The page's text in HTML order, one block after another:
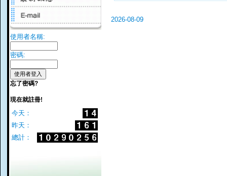
使用者名稱:
密碼:
忘了密碼?
現在就註冊!
今天：
昨天：
總計：
2026-08-09